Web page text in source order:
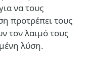
να τους
προτρέπει τους
τον λαιμό τους
λύση.